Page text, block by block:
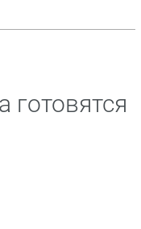
готовятся